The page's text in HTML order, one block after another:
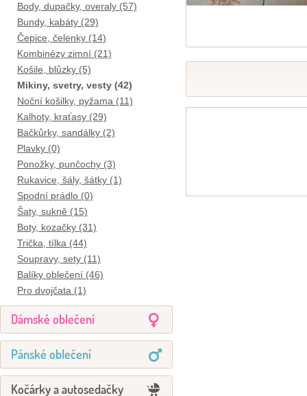
Body, dupačky, overaly (57)
Bundy, kabáty (29)
Čepice, čelenky (14)
Kombinézy zimní (21)
Košile, blůzky (5)
Mikiny, svetry, vesty (42)
Noční košilky, pyžama (11)
Kalhoty, kraťasy (29)
Bačkůrky, sandálky (2)
Plavky (0)
Ponožky, punčochy (3)
Rukavice, šály, šátky (1)
Spodní prádlo (0)
Šaty, sukně (15)
Boty, kozačky (31)
Trička, tílka (44)
Soupravy, sety (11)
Balíky oblečení (46)
Pro dvojčata (1)
Dámské oblečení
Pánské oblečení
Kočárky a autosedačky